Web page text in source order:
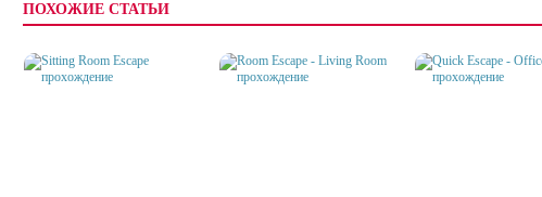
ПОХОЖИЕ СТАТЬИ